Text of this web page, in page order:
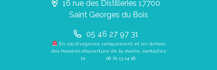
16 rue des Distilleries 17700
Saint Georges du Bois
05 46 27 97 31
En cas d’urgence uniquement et en dehors
des horaires d’ouverture de la mairie, contactez
le 06 70 13 14 18